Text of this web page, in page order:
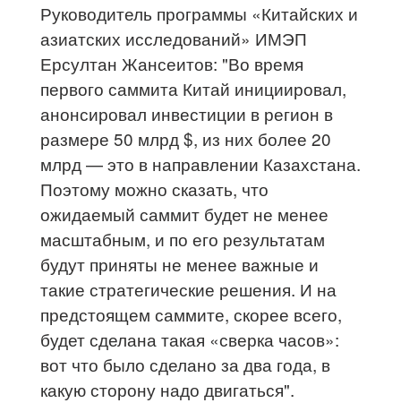
Руководитель программы «Китайских и
азиатских исследований» ИМЭП
Ерсултан Жансеитов: "Во время
первого саммита Китай инициировал,
анонсировал инвестиции в регион в
размере 50 млрд $, из них более 20
млрд — это в направлении Казахстана.
Поэтому можно сказать, что
ожидаемый саммит будет не менее
масштабным, и по его результатам
будут приняты не менее важные и
такие стратегические решения. И на
предстоящем саммите, скорее всего,
будет сделана такая «сверка часов»:
вот что было сделано за два года, в
какую сторону надо двигаться".